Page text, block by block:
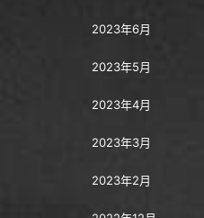
2023年6月
2023年5月
2023年4月
2023年3月
2023年2月